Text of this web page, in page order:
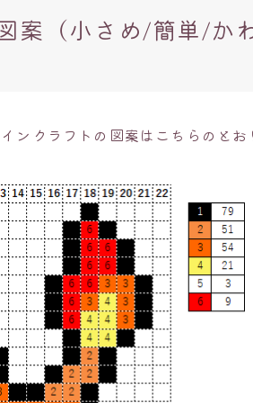
案（小さめ/簡単/か
ンクラフトの図案はこちらのとお